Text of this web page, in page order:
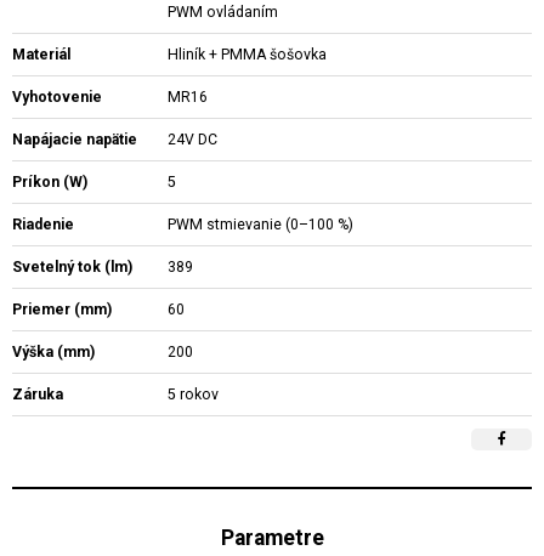
PWM ovládaním
Materiál Hliník + PMMA šošovka
Vyhotovenie MR16
Napájacie napätie 24V DC
Príkon (W) 5
Riadenie PWM stmievanie (0–100 %)
Svetelný tok (lm) 389
Priemer (mm) 60
Výška (mm) 200
Záruka 5 rokov
Parametre